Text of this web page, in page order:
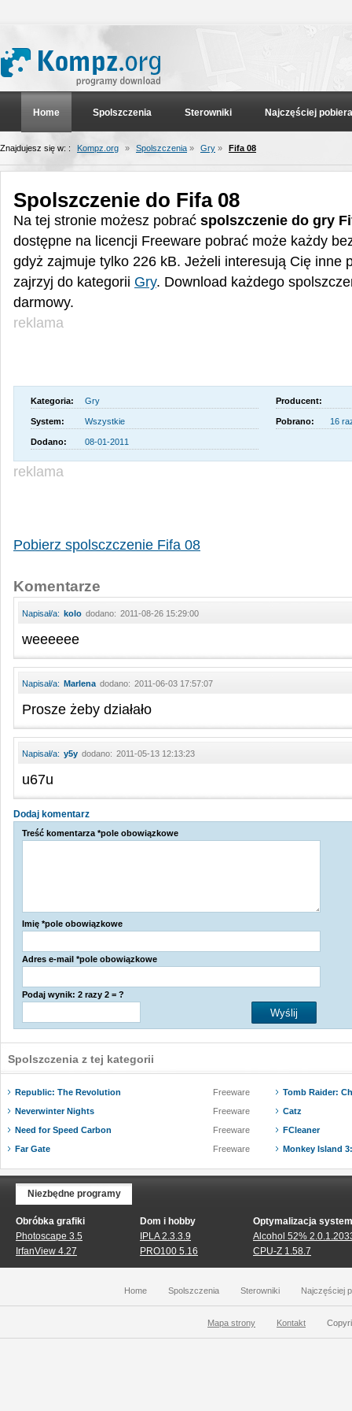
Home Spolszczenia Sterowniki Najczęściej
Znajdujesz się w: : Kompz.org » Spolszczenia » Gry » Fifa 08
Spolszczenie do Fifa 08
Na tej stronie możesz pobrać spolszczenie do gry
dostępne na licencji Freeware pobrać może każdy
gdyż zajmuje tylko 226 kB. Jeżeli interesują Cię inne
zajrzyj do kategorii Gry. Download każdego
darmowy.
reklama
Kategoria: Gry Producent:
System: Wszystkie Pobrano: 16
Dodano: 08-01-2011
reklama
Pobierz spolsczczenie Fifa 08
Komentarze
Napisał/a: kolo dodano: 2011-08-26 15:29:00
weeeeee
Napisał/a: Marlena dodano: 2011-06-03 17:57:07
Prosze żeby działało
Napisał/a: y5y dodano: 2011-05-13 12:13:23
u67u
Dodaj komentarz
Treść komentarza *pole obowiązkowe
Imię *pole obowiązkowe
Adres e-mail *pole obowiązkowe
Podaj wynik: 2 razy 2 = ?
Spolszczenia z tej kategorii
Republic: The Revolution
Freeware
Neverwinter Nights
Freeware
Need for Speed Carbon
Freeware
Far Gate
Freeware
Tomb Raider:
Catz
FCleaner
Monkey Island
Niezbędne programy
Obróbka grafiki
Photoscape 3.5
IrfanView 4.27
Dom i hobby
IPLA 2.3.3.9
PRO100 5.16
Optymalizacja
Alcohol 52%
CPU-Z 1.58.7
Home Spolszczenia Sterowniki Najczęściej
Mapa strony Kontakt